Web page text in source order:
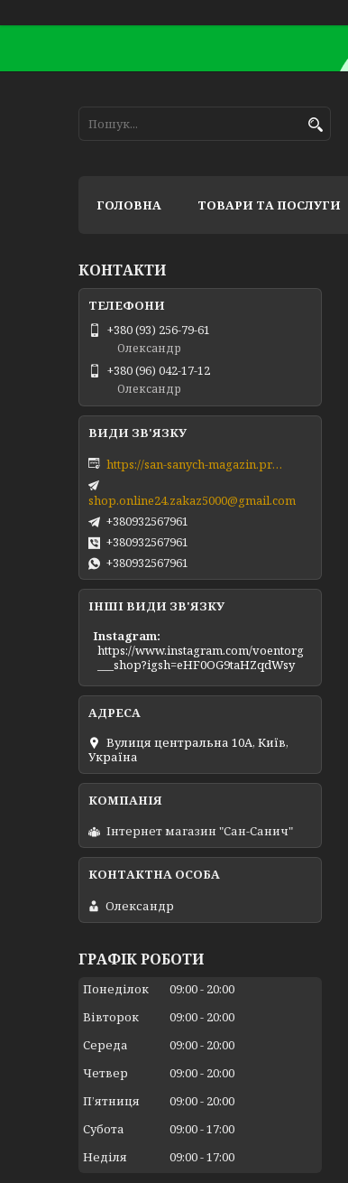
ГОЛОВНА ТОВАРИ ТА ПОСЛУГИ
КОНТАКТИ
+380 (93) 256-79-61
Олександр
+380 (96) 042-17-12
Олександр
https://san-sanych-magazin.prom.ua/ua/
shop.online24.zakaz5000@gmail.com
+380932567961
+380932567961
+380932567961
ІНШІ ВИДИ ЗВ'ЯЗКУ
Instagram
https://www.instagram.com/voentorg
___shop?igsh=eHF0OG9taHZqdWsy
Вулиця центральна 10А, Київ,
Україна
Інтернет магазин "Сан-Санич"
Олександр
ГРАФІК РОБОТИ
Понеділок 09:00
20:00
Вівторок
09:00
20:00
Середа
09:00
20:00
Четвер
09:00
20:00
Пʼятниця
09:00
20:00
Субота
09:00 17:00
Неділя
09:00 17:00